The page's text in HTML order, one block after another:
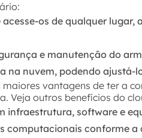
os de qualquer lugar,
e manutenção do
na nuvem, podendo ajustá-
vantagens de ter a
Veja outros benefícios do
infraestrutura, software e
computacionais conforme a